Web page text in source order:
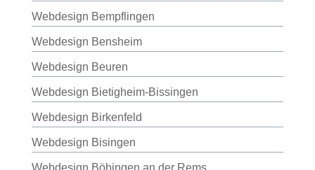
Webdesign Bempflingen
Webdesign Bensheim
Webdesign Beuren
Webdesign Bietigheim-Bissingen
Webdesign Birkenfeld
Webdesign Bisingen
Webdesign Böbingen an der Rems